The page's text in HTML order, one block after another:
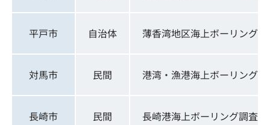
平戸市 自治体 薄香湾地区海上ボーリング
対馬市 民間 港湾・漁港海上ボーリング
長崎市 民間 長崎港海上ボーリング調査